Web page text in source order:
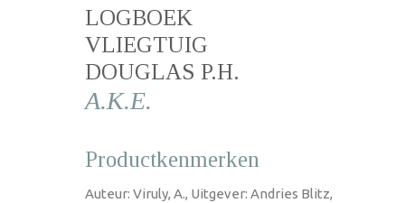
LOGBOEK
VLIEGTUIG
DOUGLAS P.H.
A.K.E.
Productkenmerken
Auteur: Viruly, A., Uitgever: Andries Blitz,